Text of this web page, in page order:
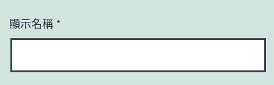
顯示名稱 *